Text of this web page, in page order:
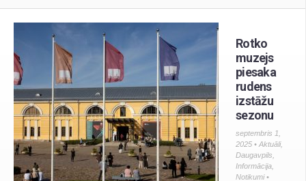
Rotko
muzejs
piesaka
rudens
izstāžu
sezonu
septembris 1,
2025 • Aktuāli,
Daugavpils
Informācija
Notikumi•